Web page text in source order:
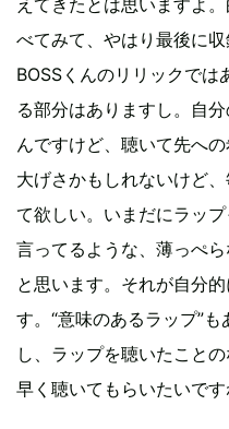
べてみて、やはり最後に
BOSSくんのリリックで
る部分はありますし。自
んですけど、聴いて先へ
大げさかもしれないけど
て欲しい。いまだにラッ
言ってるような、薄っぺ
と思います。それが自分
す。“意味のあるラップ”
し、ラップを聴いたこと
早く聴いてもらいたいです